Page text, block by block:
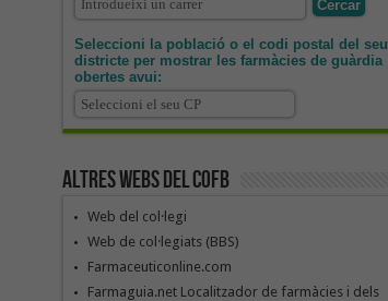
Seleccioni la població o el codi postal del seu
districte per mostrar les farmàcies de guàrdia
obertes avui:
Altres webs del COFB
Web del col·legi
Web de col·legiats (BBS)
Farmaceuticonline.com
Farmaguia.net Localitzador de farmàcies i dels